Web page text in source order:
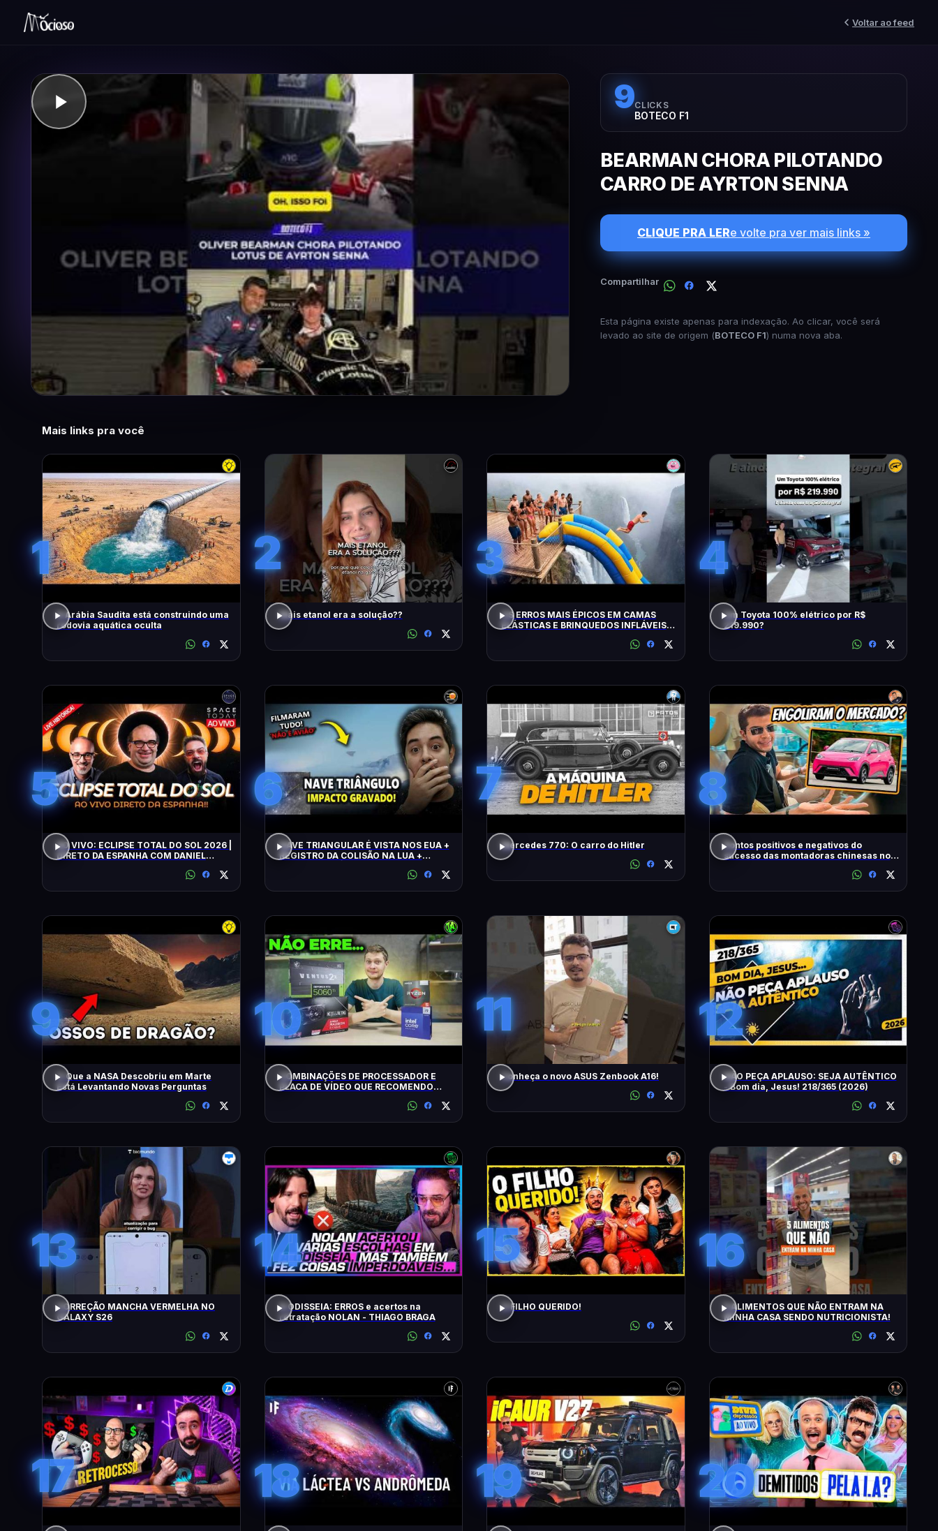
Voltar ao feed
9CLICKS
BOTECO F1
BEARMAN CHORA PILOTANDO
CARRO DE AYRTON SENNA
CLIQUE PRA LERe volte pra ver mais links »
Compartilhar
Esta página existe apenas para indexação. Ao clicar, você será
levado ao site de origem (BOTECO F1) numa nova aba.
Mais links pra você
1
A Arábia Saudita está construindo uma
rodovia aquática oculta
2
Mais etanol era a solução??
3
OS ERROS MAIS ÉPICOS EM CAMAS
ELÁSTICAS E BRINQUEDOS INFLÁVEIS
4
Um Toyota 100% elétrico por R$
219.990?
5
AO VIVO: ECLIPSE TOTAL DO SOL 2026 |
DIRETO DA ESPANHA COM DANIEL
6
NAVE TRIANGULAR É VISTA NOS EUA +
REGISTRO DA COLISÃO NA LUA +
7
Mercedes 770: O carro do Hitler
8
Pontos positivos e negativos do
sucesso das montadoras chinesas no
9
O Que a NASA Descobriu em Marte
Está Levantando Novas Perguntas
10
COMBINAÇÕES DE PROCESSADOR E
PLACA DE VÍDEO QUE RECOMENDO
11
Conheça o novo ASUS Zenbook A16!
12
NÃO PEÇA APLAUSO: SEJA AUTÊNTICO
- Bom dia, Jesus! 218/365 (2026)
13
CORREÇÃO MANCHA VERMELHA NO
GALAXY S26
14
A ODISSEIA: ERROS e acertos na
retratação NOLAN - THIAGO BRAGA
15
O FILHO QUERIDO!
16
5 ALIMENTOS QUE NÃO ENTRAM NA
MINHA CASA SENDO NUTRICIONISTA!
17 18 19 20